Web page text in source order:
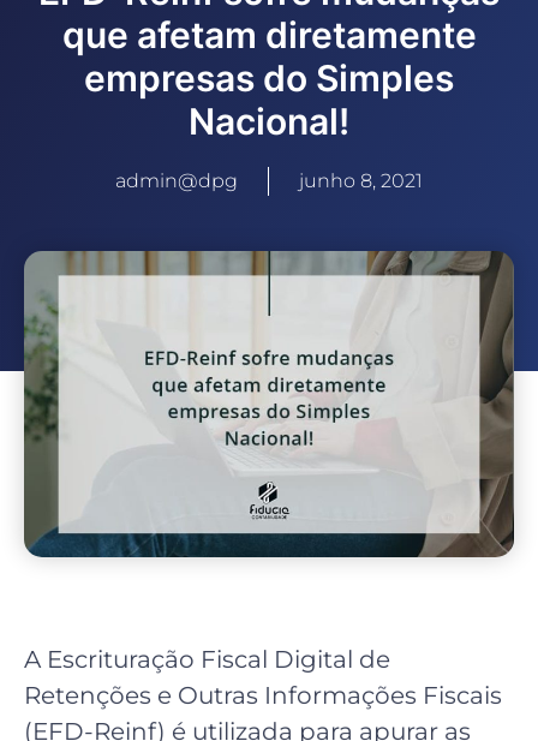
que afetam diretamente
empresas do Simples
Nacional!
admin@dpg junho 8, 2021
A Escrituração Fiscal Digital de
Retenções e Outras Informações Fiscais
(EFD-Reinf) é utilizada para apurar as